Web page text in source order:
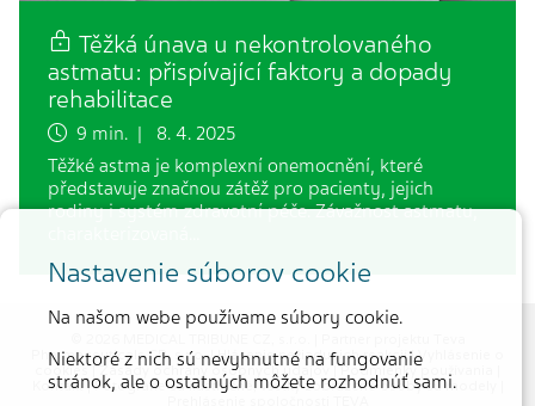
Těžká únava u nekontrolovaného
astmatu: přispívající faktory a dopady
rehabilitace
9 min. | 8. 4. 2025
Těžké astma je komplexní onemocnění, které
představuje značnou zátěž pro pacienty, jejich
rodiny i systém zdravotní péče. Závažnost astmatu,
Pharmaceuticals CR, s.r.o.|Hlásenie nežiaducich reakcií|Vyhlásenie o
cookies|Zásady ochrany osobných údajov |Podmienky používania
Kontakt| Fotografie sú ilustračné, všetky zobrazené osoby sú modely |
Nastavenie súborov cookie
Na našom webe používame súbory cookie.
Niektoré z nich sú nevyhnutné na fungovanie
stránok, ale o ostatných môžete rozhodnúť sami.